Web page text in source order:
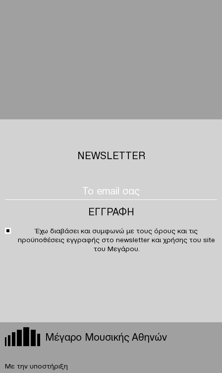
NEWSLETTER
Έχω διαβάσει και συμφωνώ με τους όρους και τις
προϋποθέσεις εγγραφής στο newsletter και χρήσης του site
του Μεγάρου.
Μέγαρο Μουσικής Αθηνών
Με την υποστήριξη